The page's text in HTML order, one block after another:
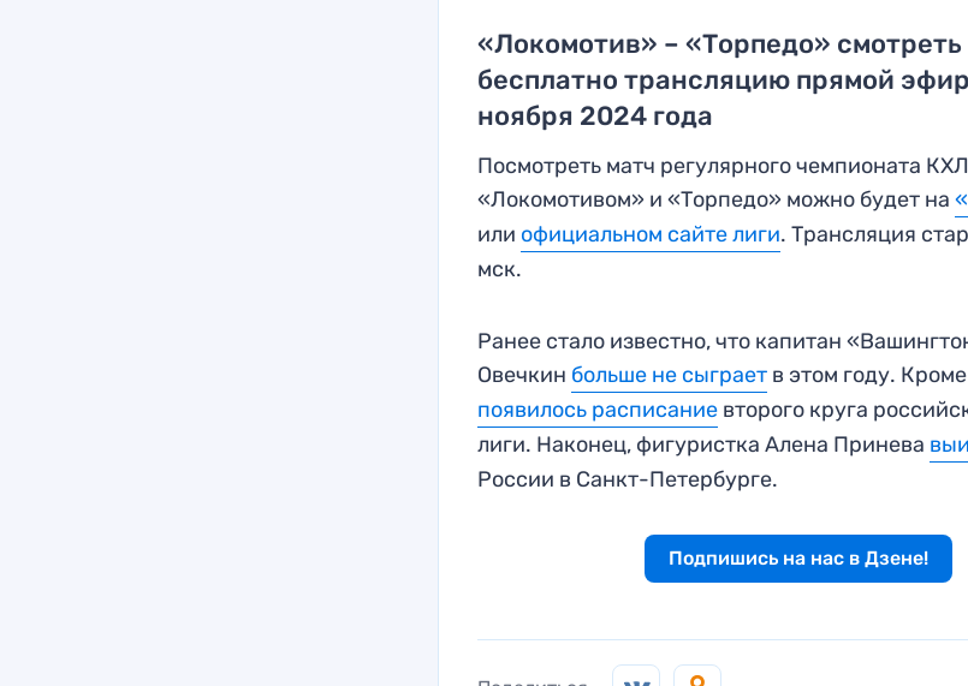
«Локомотив» – «Торпедо»
бесплатно трансляцию прямой
ноября 2024 года
Посмотреть матч регулярного чемпионата
«Локомотивом» и «Торпедо» можно будет на
или официальном сайте лиги. Трансляция
мск.
Ранее стало известно, что капитан
Овечкин больше не сыграет в этом году. Кроме
появилось расписание второго круга
лиги. Наконец, фигуристка Алена Принева
России в Санкт-Петербурге.
Подпишись на нас в Дзене!